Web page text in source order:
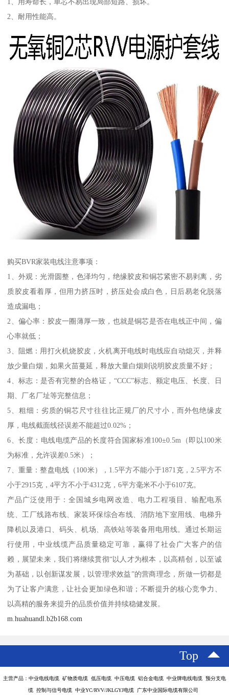
1、用寿命长，单芯不易出现局部短路、损坏。
2、耐用性能高。
购买BVR家装电线注意事项：
1、外观：光滑圆整，色泽均匀，绝缘胶皮和铜芯紧密不易剥离，劣
质胶皮看着厚，但用力挤压时，挤压处会成白色，日后易老化脱落
造成漏电；
2、偏心率：胶皮一圈薄厚一致，也就是铜芯是否在电线正中间，偏
心率就低；
3、阻燃：用打火机烧胶皮，火机离开电线时电线应自动熄灭，并释
放少量白烟，如果火苗蔓延，释放大量白烟则说明胶皮质量不好；
4、标志：是否有完整的合格证，“CCC”标志、额定电压、长度、日
期、厂名厂址等完整信息；
5、粗细：劣质的铜芯尺寸往往比正规厂的尺寸小，而外包绝缘皮
厚，电线截面线径误差不能超过0.02%；
6、长度：电线电缆产品的长度符合国家标准100±0.5m（即以100米
为标准，允许误差0.5米）；
7、重量：整盘电线（100米），1.5平方不能小于1871克，2.5平方不
小于2915克，4平方不小于4312克，6平方毫米不小于6107克。
产品广泛使用于：全国城乡电网改造、电力工程项目、输配电系
统、工厂线路布线、家装环保综合布线、消防地下室用线、电梯升
降机以及港口、码头、机场、高铁站等装备用电用线。通过长期运
行使用，中业线缆产品质量稳定可靠，赢得了社会广大客户的信
赖，展望未来，我们将继续贯彻“以人才为根本，以高精创，以至诚
为基础，以创新谋发展，以管理求效益”的营商理念，所做一切都是
为了让客户满意，让社会更加绿色和谐；不断提升的核心竞争力、
以高精的服务来提升的品质价值并持续稳健发展。
m.huahuandl.b2b168.com
Top
主营产品：中业电线电缆 矿物质电缆 低压电缆 中压电缆 铝合金电缆 中业牌电线电缆 预分支电
缆 控制与信号电缆 中业YC/RVV/JKLGYJ电缆 广东中业国际电缆有限公司